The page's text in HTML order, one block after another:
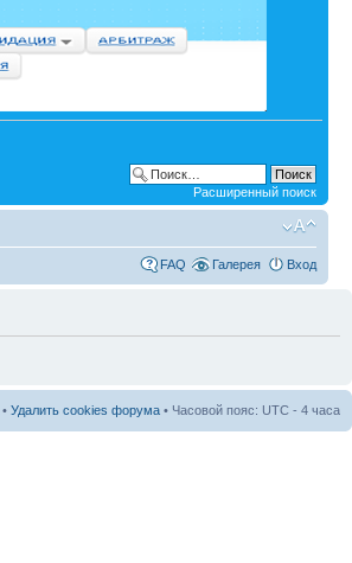
Расширенный поиск
FAQ Галерея Вход
• Удалить cookies форума • Часовой пояс: UTC - 4 часа